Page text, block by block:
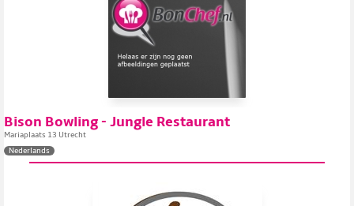
Bison Bowling - Jungle Restaurant
Mariaplaats 13 Utrecht
Nederlands